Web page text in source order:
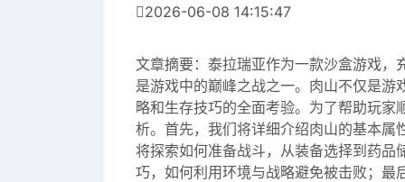
2026-06-08 14:15:47
文章摘要：泰拉瑞亚作为一款沙盒游戏，
是游戏中的巅峰之战之一。肉山不仅是
略和生存技巧的全面考验。为了帮助玩
析。首先，我们将详细介绍肉山的基本
将探索如何准备战斗，从装备选择到药
巧，如何利用环境与战略避免被击败；